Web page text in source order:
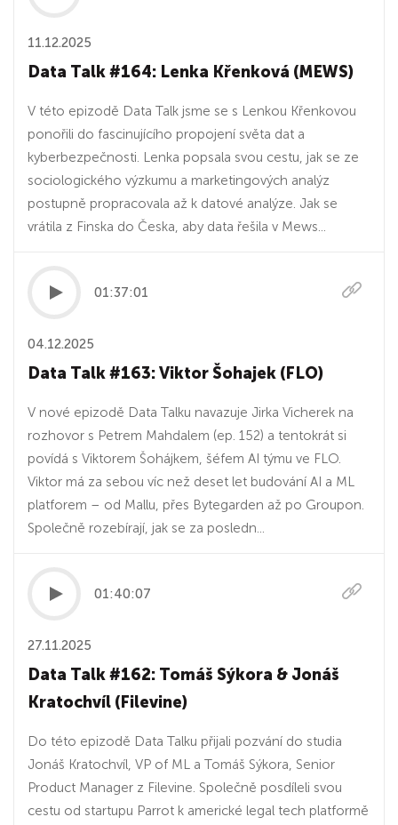
11.12.2025
Data Talk #164: Lenka Křenková (MEWS)
V této epizodě Data Talk jsme se s Lenkou Křenkovou
ponořili do fascinujícího propojení světa dat a
kyberbezpečnosti. Lenka popsala svou cestu, jak se ze
sociologického výzkumu a marketingových analýz
postupně propracovala až k datové analýze. Jak se
vrátila z Finska do Česka, aby data řešila v Mews...
01:37:01
04.12.2025
Data Talk #163: Viktor Šohajek (FLO)
V nové epizodě Data Talku navazuje Jirka Vicherek na
rozhovor s Petrem Mahdalem (ep. 152) a tentokrát si
povídá s Viktorem Šohájkem, šéfem AI týmu ve FLO.
Viktor má za sebou víc než deset let budování AI a ML
platforem – od Mallu, přes Bytegarden až po Groupon.
Společně rozebírají, jak se za posledn...
01:40:07
27.11.2025
Data Talk #162: Tomáš Sýkora & Jonáš
Kratochvíl (Filevine)
Do této epizodě Data Talku přijali pozvání do studia
Jonáš Kratochvíl, VP of ML a Tomáš Sýkora, Senior
Product Manager z Filevine. Společně posdíleli svou
cestu od startupu Parrot k americké legal tech platformě